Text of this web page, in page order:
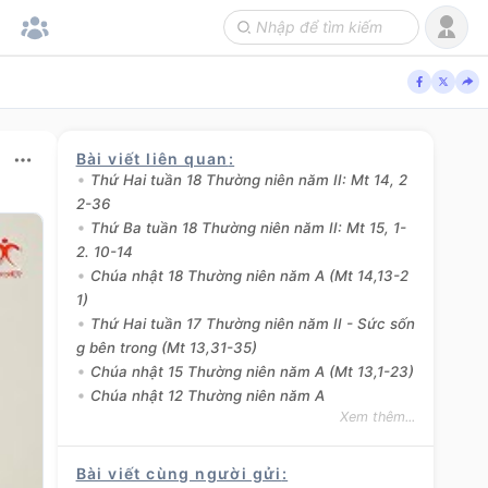
Bài viết liên quan :
Thứ Hai tuần 18 Thường niên năm II: Mt 14, 2
2-36
Thứ Ba tuần 18 Thường niên năm II: Mt 15, 1-
2. 10-14
Chúa nhật 18 Thường niên năm A (Mt 14,13-2
1)
Thứ Hai tuần 17 Thường niên năm II - Sức sốn
g bên trong (Mt 13,31-35)
Chúa nhật 15 Thường niên năm A (Mt 13,1-23)
Chúa nhật 12 Thường niên năm A
Xem thêm...
Bài viết cùng người gửi :